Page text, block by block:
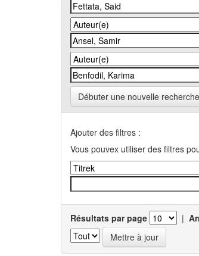
Débuter une nouvelle recherche
Ajouter des filtres :
Vous pouvex utiliser des filtres
Résultats par page |